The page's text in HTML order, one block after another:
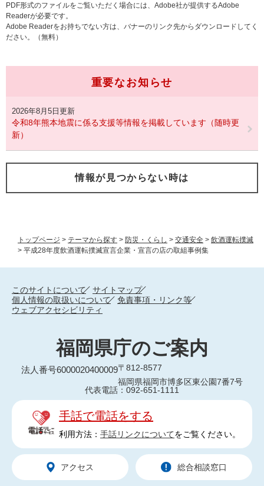
トップページ > テーマから探す > 防災・くらし > 交通安全 > 飲酒運転撲滅
> 平成28年度飲酒運転撲滅宣言企業・宣言の店の取組事例集
PDF形式のファイルをご覧いただく場合には、Adobe社が提供するAdobe
Readerが必要です。
Adobe Readerをお持ちでない方は、バナーのリンク先からダウンロードしてく
ださい。（無料）
重要なお知らせ
2026年8月5日更新
令和8年熊本地震に係る支援等情報を掲載しています（随時更
新）
情報が見つからない時は
このサイトについて
サイトマップ
個人情報の取扱いについて
免責事項・リンク等
ウェブアクセシビリティ
福岡県庁のご案内
法人番号6000020400009〒812-8577
福岡県福岡市博多区東公園7番7号
代表電話：092-651-1111
手話で電話をする
利用方法： 手話リンクについてをご覧ください。
アクセス 総合相談窓口